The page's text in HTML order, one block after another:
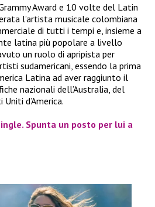
Award e 10 volte del Latin
l’artista musicale colombiana
di tutti i tempi e, insieme a
latina più popolare a livello
un ruolo di apripista per
sudamericani, essendo la prima
Latina ad aver raggiunto il
nazionali dell’Australia, del
d’America.
Spunta un posto per lui a